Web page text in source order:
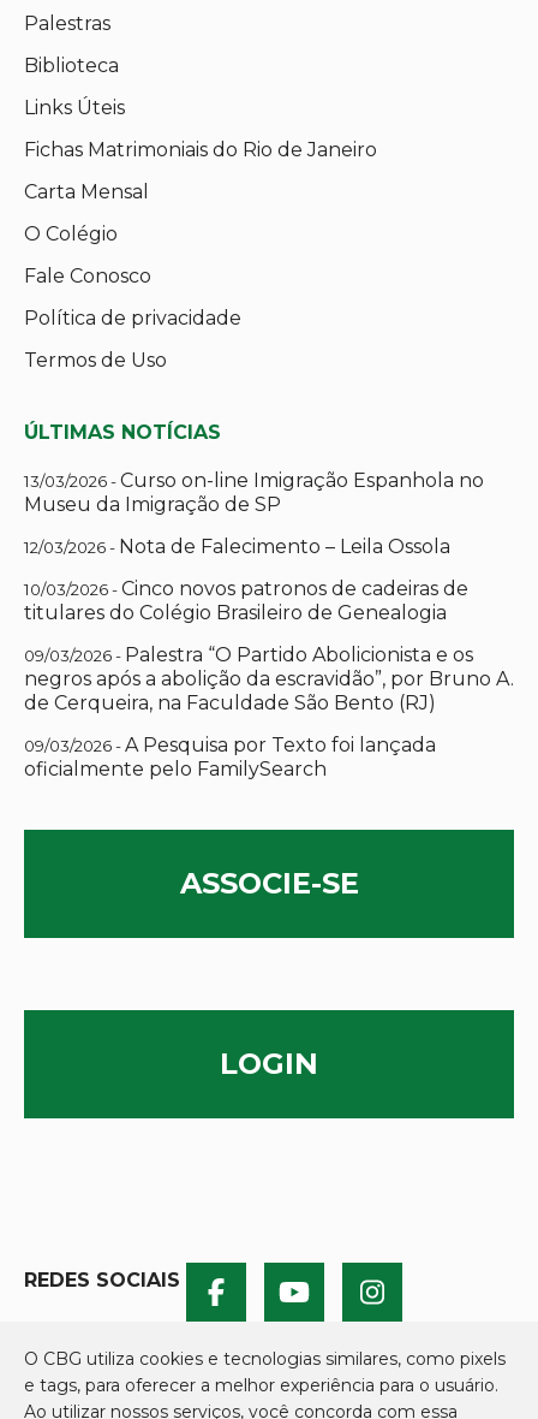
Palestras
Biblioteca
Links Úteis
Fichas Matrimoniais do Rio de Janeiro
Carta Mensal
O Colégio
Fale Conosco
Política de privacidade
Termos de Uso
ÚLTIMAS NOTÍCIAS
13/03/2026 -Curso on-line Imigração Espanhola no
Museu da Imigração de SP
12/03/2026 - Nota de Falecimento – Leila Ossola
10/03/2026 -Cinco novos patronos de cadeiras de
titulares do Colégio Brasileiro de Genealogia
09/03/2026 - Palestra “O Partido Abolicionista e os
negros após a abolição da escravidão”, por Bruno A.
de Cerqueira, na Faculdade São Bento (RJ)
09/03/2026 -A Pesquisa por Texto foi lançada
oficialmente pelo FamilySearch
ASSOCIE-SE
LOGIN
REDES SOCIAIS
O CBG utiliza cookies e tecnologias similares, como pixels
e tags, para oferecer a melhor experiência para o usuário.
Ao utilizar nossos serviços, você concorda com essa